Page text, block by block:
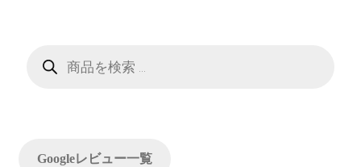
ー
ンGoogleレビュー一覧